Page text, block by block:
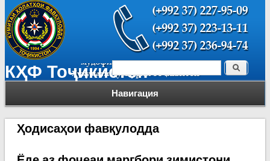
КҲФ Тоҷикистон
Навигация
Форма поиска Поиск
Ҳодисаҳои фавқулодда